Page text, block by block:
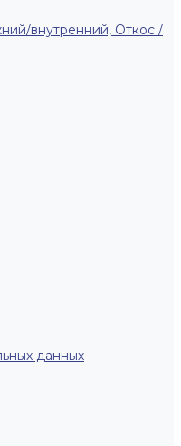
внутренний, Откос /
данных